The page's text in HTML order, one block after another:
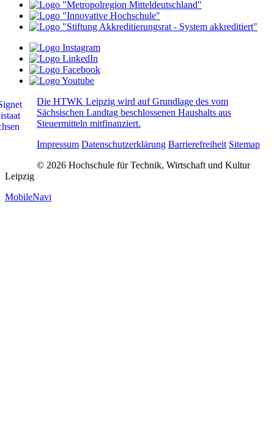
Die HTWK Leipzig wird auf Grundlage des vom
Sächsischen Landtag beschlossenen Haushalts aus
Steuermitteln mitfinanziert.
Impressum Datenschutzerklärung Barrierefreiheit Sitemap
© 2026 Hochschule für Technik, Wirtschaft und Kultur
Leipzig
MobileNavi